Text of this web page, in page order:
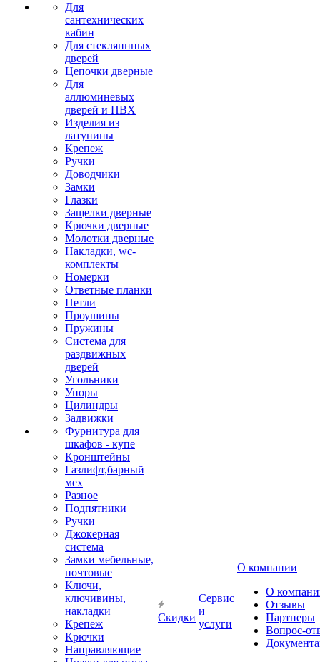
Для
сантехнических
кабин
Для стекляннных
дверей
Цепочки дверные
Для
аллюминевых
дверей и ПВХ
Изделия из
латунины
Крепеж
Ручки
Доводчики
Замки
Глазки
Защелки дверные
Крючки дверные
Молотки дверные
Накладки, wc-
комплекты
Номерки
Ответные планки
Петли
Проушины
Пружины
Система для
раздвижных
дверей
Угольники
Упоры
Цилиндры
Задвижки
Фурнитура для
шкафов - купе
Кронштейны
Газлифт,барный
мех
Разное
Подпятники
Ручки
Джокерная
система
Замки мебельные,
почтовые
Ключи,
ключивины,
накладки
Крепеж
Крючки
Направляющие
Скидки
Сервис
и
услуги
О компании
О
Отзывы
Партнеры
Вопрос-